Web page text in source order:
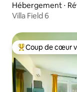
Hébergement ⋅
Villa Field 6
Coups de cœur
Coup de cœur